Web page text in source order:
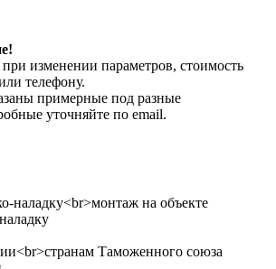
изменении параметров, стоимость
телефону.
примерные под разные
уточняйте по email.